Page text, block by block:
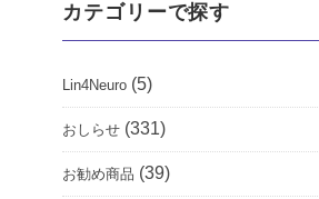
カテゴリーで探す
Lin4Neuro (5)
おしらせ (331)
お勧め商品 (39)